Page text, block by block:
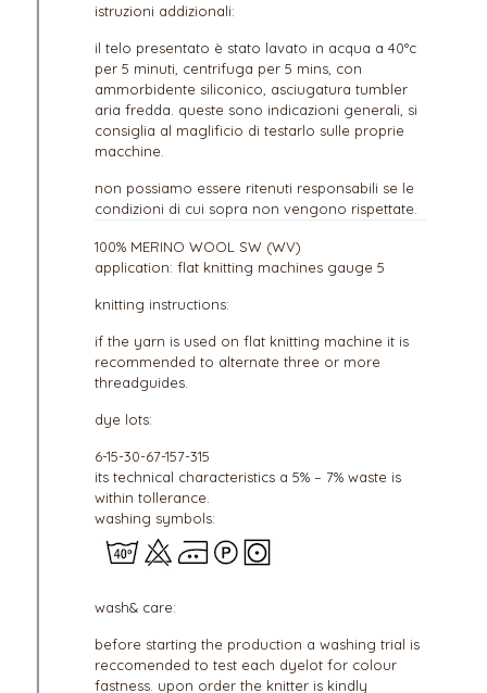
istruzioni addizionali:
il telo presentato è stato lavato in acqua a 40°c
per 5 minuti, centrifuga per 5 mins, con
ammorbidente siliconico, asciugatura tumbler
aria fredda. queste sono indicazioni generali, si
consiglia al maglificio di testarlo sulle proprie
macchine.
non possiamo essere ritenuti responsabili se le
condizioni di cui sopra non vengono rispettate.
100% MERINO WOOL SW (WV)
application: flat knitting machines gauge 5
knitting instructions:
if the yarn is used on flat knitting machine it is
recommended to alternate three or more
threadguides.
dye lots:
6-15-30-67-157-315
its technical characteristics a 5% – 7% waste is
within tollerance.
washing symbols:
wash& care:
before starting the production a washing trial is
reccomended to test each dyelot for colour
fastness. upon order the knitter is kindly